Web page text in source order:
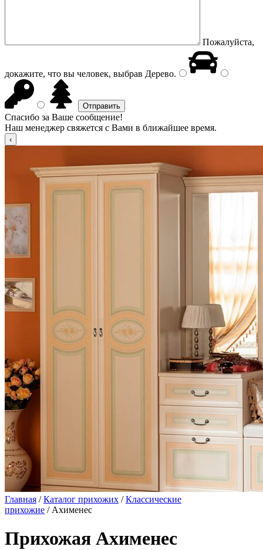
Пожалуйста,
докажите, что вы человек, выбрав Дерево.
Спасибо за Ваше сообщение!
Наш менеджер свяжется с Вами в ближайшее время.
Главная /Каталог прихожих /Классические
прихожие / Ахименес
Прихожая Ахименес